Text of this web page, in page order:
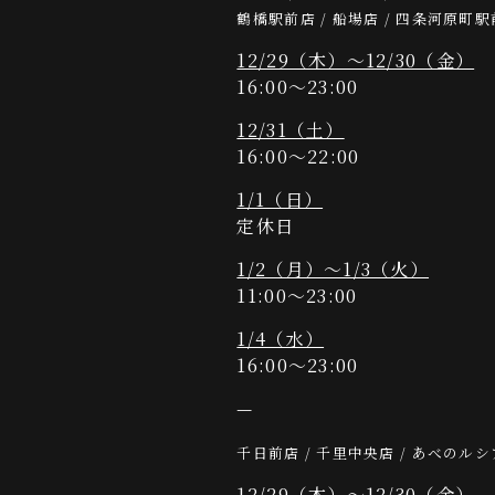
鶴橋駅前店 / 船場店 / 四条河原町駅
12/29（木）～12/30（金）
16:00～23:00
12/31（土）
16:00～22:00
1/1（日）
定休日
1/2（月）～1/3（火）
11:00～23:00
1/4（水）
16:00～23:00
—
千日前店 / 千里中央店 / あべのルシ